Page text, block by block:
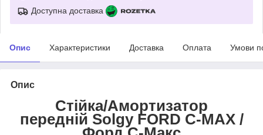
Доступна доставка
Опис Характеристики Доставка Оплата Умови
Опис
Стійка/Амортизатор
передній Solgy FORD C-MAX /